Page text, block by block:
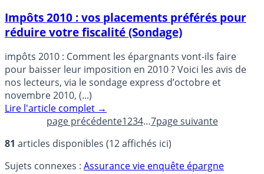
Impôts 2010 : vos placements préférés pour
réduire votre fiscalité (Sondage)
impôts 2010 : Comment les épargnants vont-ils faire
pour baisser leur imposition en 2010 ? Voici les avis de
nos lecteurs, via le sondage express d’octobre et
novembre 2010, (...)
Lire l'article complet →
page précédente1234…7page suivante
81 articles disponibles (12 affichés ici)
Sujets connexes : Assurance vie enquête épargne